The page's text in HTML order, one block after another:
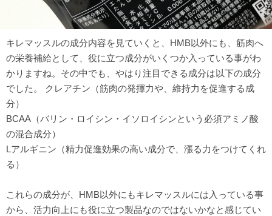
キレマッスルの成分内容を見ていくと、HMB以外にも、筋肉へ
の栄養補給として、役に立つ成分がいくつか入っている事がわ
かりますね。その中でも、やはり注目できる成分は以下の成分
でした。 クレアチン（筋肉の発揮力や、維持力を促進する成
分）
BCAA（バリン・ロイシン・イソロイシンという必須アミノ酸
の混合成分）
Lアルギニン（精力促進効果の高い成分で、漲る力をつけてくれ
る）
これらの成分が、HMB以外にもキレマッスルには入っている事
から、活力向上にも役に立つ製品なのではないかなと感じてい